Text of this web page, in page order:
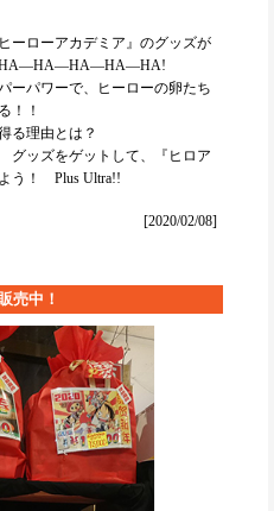
ーローアカデミア』のグッズが
HA―HA―HA―HA―HA!
ーパワーで、ヒーローの卵たち
！！
る理由とは？
ッズをゲットして、『ヒロア
う！ Plus Ultra!!
[2020/02/08]
売中！